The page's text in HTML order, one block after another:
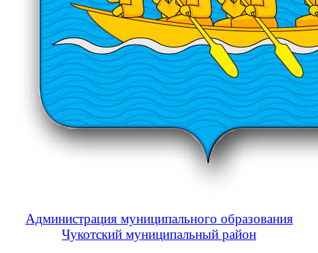
Администрация муниципального образования
Чукотский муниципальный район